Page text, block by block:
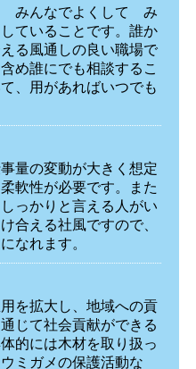
みんなでよくして み
ていることです。誰か
る風通しの良い職場で
め誰にでも相談するこ
、用があればいつでも
量の変動が大きく想定
軟性が必要です。また
っかりと言える人がい
合える社風ですので、
なれます。
を拡大し、地域への貢
じて社会貢献ができる
的には木材を取り扱っ
ミガメの保護活動な